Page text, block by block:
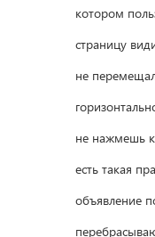
котором
страницу
не
не нажмешь
есть такая
объявление